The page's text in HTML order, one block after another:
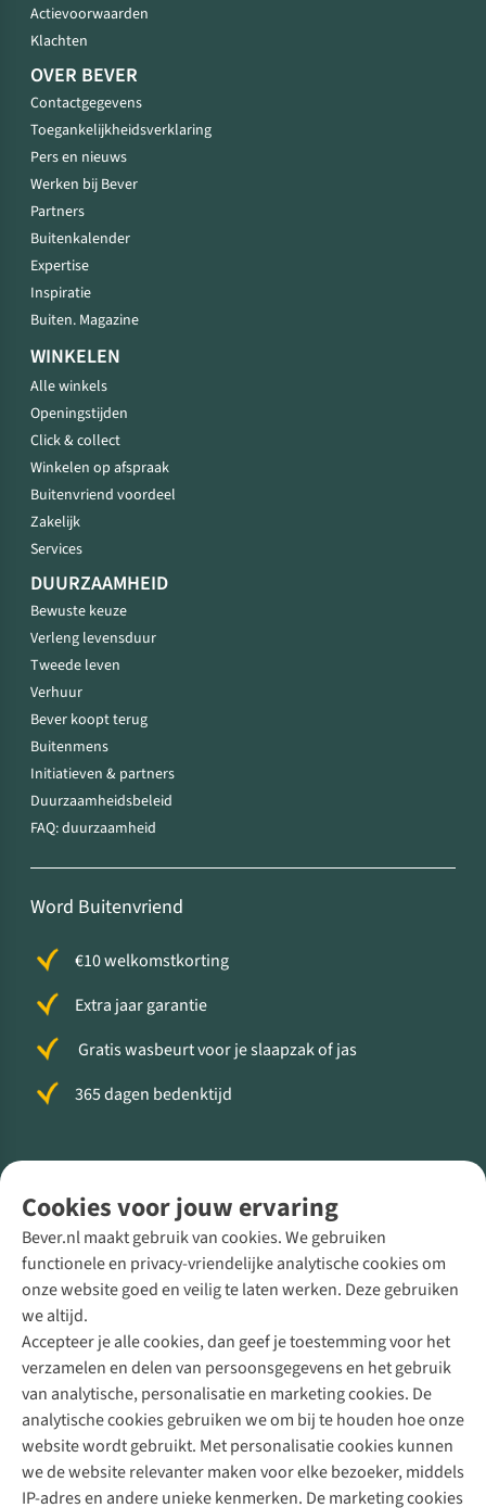
Cookies voor jouw ervaring
Bever.nl maakt gebruik van cookies. We gebruiken
functionele en privacy-vriendelijke analytische cookies om
onze website goed en veilig te laten werken. Deze gebruiken
we altijd.
Accepteer je alle cookies, dan geef je toestemming voor het
verzamelen en delen van persoonsgegevens en het gebruik
van analytische, personalisatie en marketing cookies. De
analytische cookies gebruiken we om bij te houden hoe onze
website wordt gebruikt. Met personalisatie cookies kunnen
we de website relevanter maken voor elke bezoeker, middels
IP-adres en andere unieke kenmerken. De marketing cookies
Actievoorwaarden
Klachten
OVER BEVER
Contactgegevens
Toegankelijkheidsverklaring
Pers en nieuws
Werken bij Bever
Partners
Buitenkalender
Expertise
Inspiratie
Buiten. Magazine
WINKELEN
Alle winkels
Openingstijden
Click & collect
Winkelen op afspraak
Buitenvriend voordeel
Zakelijk
Services
DUURZAAMHEID
Bewuste keuze
Verleng levensduur
Tweede leven
Verhuur
Bever koopt terug
Buitenmens
Initiatieven & partners
Duurzaamheidsbeleid
FAQ: duurzaamheid
Word Buitenvriend
€10 welkomstkorting
Extra jaar garantie
Gratis wasbeurt voor je slaapzak of jas
365 dagen bedenktijd
Direct advies van een Buitenexpert
+31 (0)85 888 50 88
+31 6 12 28 49 80
Contactformulier